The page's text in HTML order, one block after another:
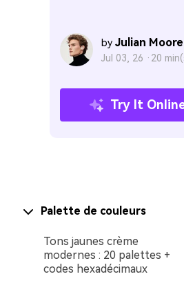
by Julian Moore
Jul 03, 26 · 20
Try It
Palette de couleurs
Tons jaunes crème
modernes : 20 palettes +
codes hexadécimaux